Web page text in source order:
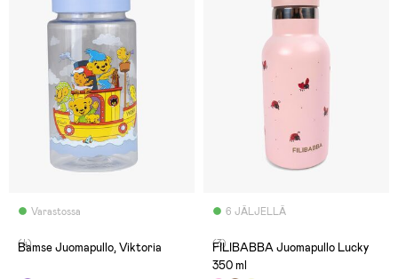
Varastossa
(4)
Bamse Juomapullo, Viktoria
6 JÄLJELLÄ
(3)
FILIBABBA Juomapullo Lucky
350 ml